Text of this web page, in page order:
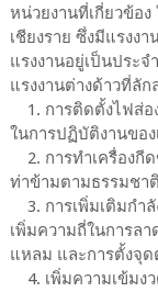
หน่วยงานที่เกี่ยวข้อ
เชียงราย ซึ่งมีแรงง
แรงงานอยู่เป็นประ
แรงงานต่างด้าวที่ลั
1. การติดตั้งไฟส่อ
ในการปฏิบัติงานขอ
2. การทำเครื่องกี
ท่าข้ามตามธรรมชาติ
3. การเพิ่มเติมกำ
เพิ่มความถี่ในการล
แหลม และการตั้งจุ
4. เพิ่มความเข้มง